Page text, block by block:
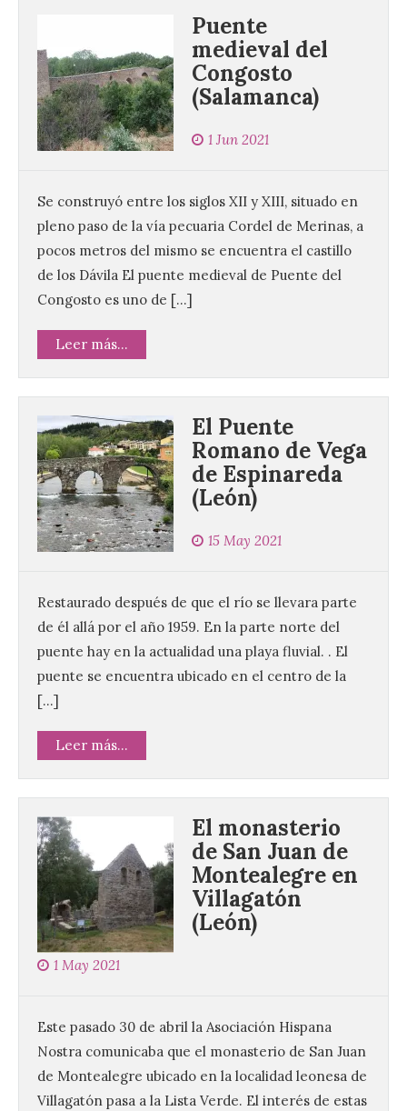
Puente
medieval del
Congosto
(Salamanca)
1 Jun 2021
Se construyó entre los siglos XII y XIII, situado en
pleno paso de la vía pecuaria Cordel de Merinas, a
pocos metros del mismo se encuentra el castillo
de los Dávila El puente medieval de Puente del
Congosto es uno de […]
Leer más...
El Puente
Romano de Vega
de Espinareda
(León)
15 May 2021
Restaurado después de que el río se llevara parte
de él allá por el año 1959. En la parte norte del
puente hay en la actualidad una playa fluvial. . El
puente se encuentra ubicado en el centro de la
[…]
Leer más...
El monasterio
de San Juan de
Montealegre en
Villagatón
(León)
1 May 2021
Este pasado 30 de abril la Asociación Hispana
Nostra comunicaba que el monasterio de San Juan
de Montealegre ubicado en la localidad leonesa de
Villagatón pasa a la Lista Verde. El interés de estas